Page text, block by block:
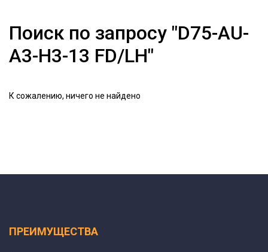
Поиск по запросу "D75-AU-
A3-H3-13 FD/LH"
К сожалению, ничего не найдено
ПРЕИМУЩЕСТВА